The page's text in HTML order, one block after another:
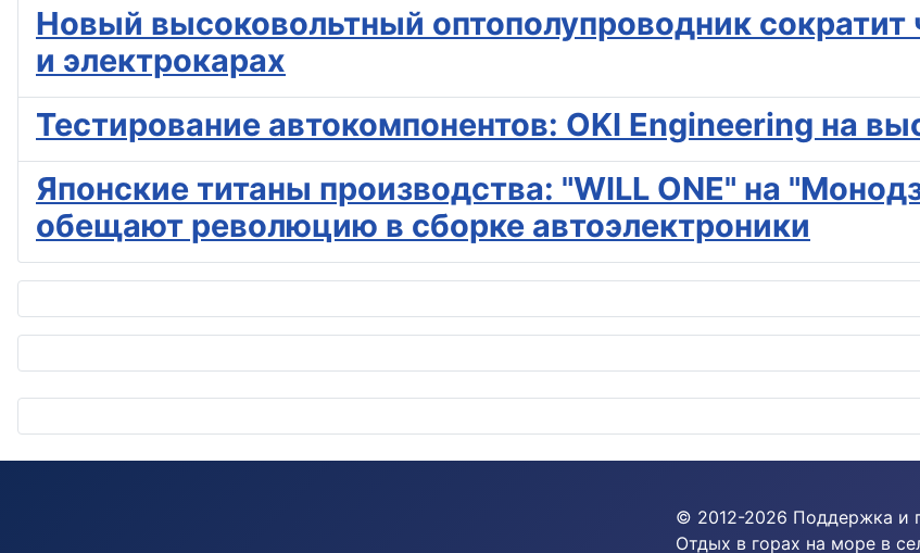
Новый высоковольтный оптополупроводник сократит
и электрокарах
Тестирование автокомпонентов: OKI Engineering на
Японские титаны производства: "WILL ONE" на
обещают революцию в сборке автоэлектроники
© 2012-2026 Поддержка и
Отдых в горах на море в